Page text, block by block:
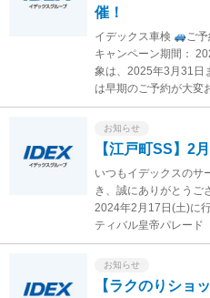
催！
イデックス車検
ご
キャンペーン期間：
象は、2025年3月31日
は早期のご予約が大
お知らせ
【江戸町SS】2
いつもイデックスのサ
き、誠にありがとうご
2024年2月17日(土)に
ティバル皇帝パレー
お知らせ
【ラクのりショ